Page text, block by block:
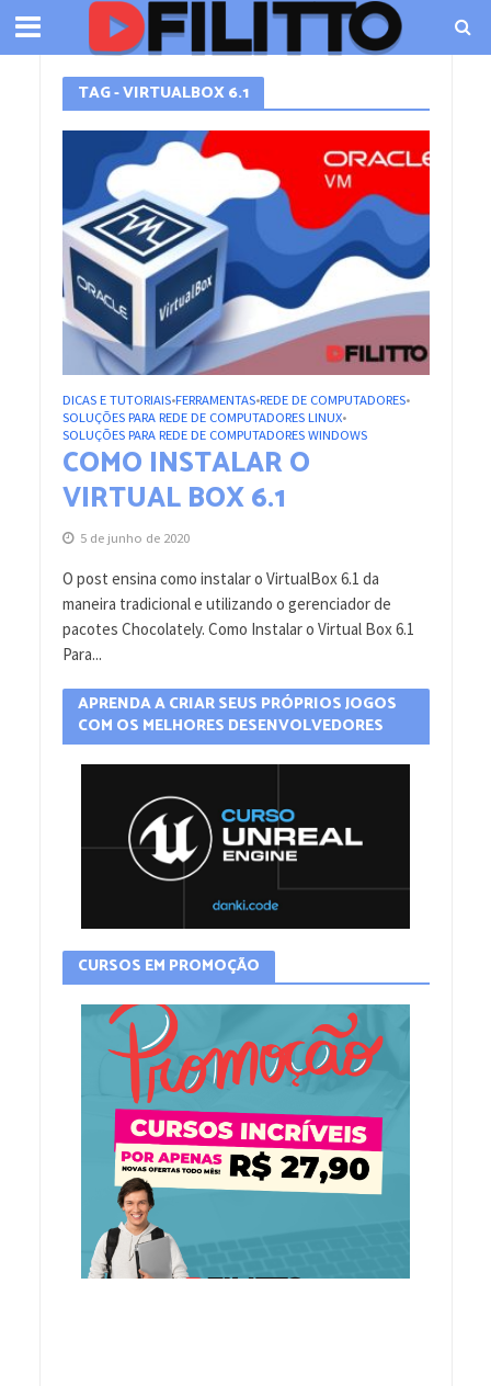
TAG - VIRTUALBOX 6.1
DICAS E TUTORIAIS•FERRAMENTAS•REDE DE COMPUTADORES•
SOLUÇÕES PARA REDE DE COMPUTADORES LINUX•
SOLUÇÕES PARA REDE DE COMPUTADORES WINDOWS
COMO INSTALAR O
VIRTUAL BOX 6.1
5 de junho de 2020
O post ensina como instalar o VirtualBox 6.1 da
maneira tradicional e utilizando o gerenciador de
pacotes Chocolately. Como Instalar o Virtual Box 6.1
Para...
APRENDA A CRIAR SEUS PRÓPRIOS JOGOS
COM OS MELHORES DESENVOLVEDORES
CURSOS EM PROMOÇÃO